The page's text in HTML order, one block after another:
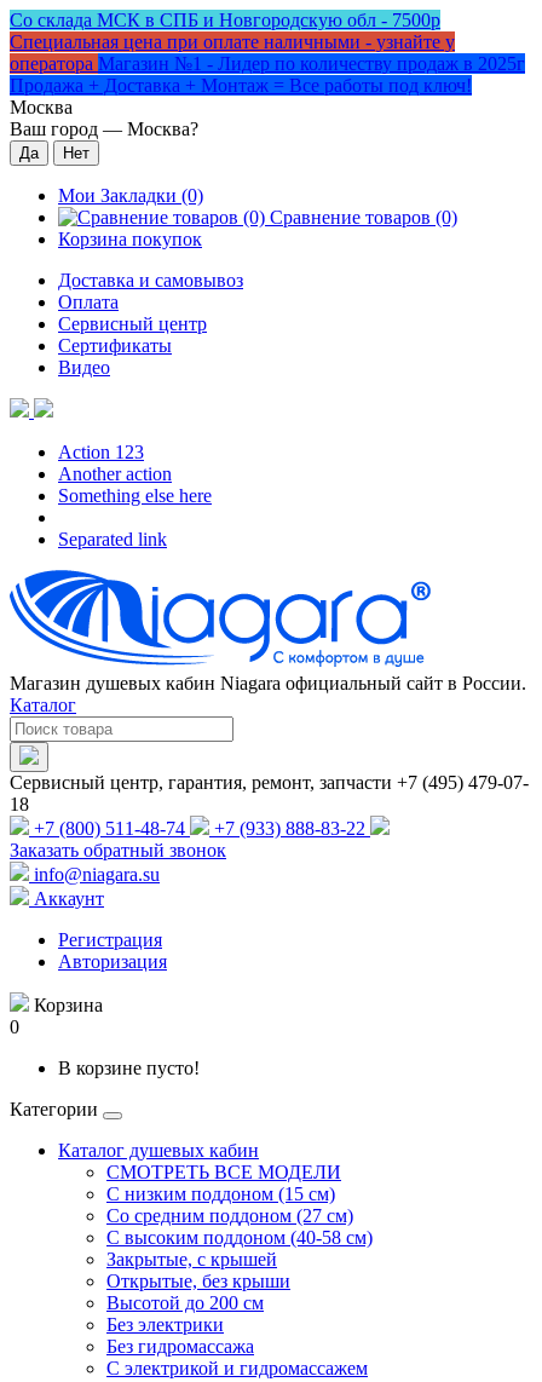
Со склада МСК в СПБ и Новгородскую обл - 7500р
Специальная цена при оплате наличными - узнайте у
оператора Магазин №1 - Лидер по количеству продаж в 2025г
Продажа + Доставка + Монтаж = Все работы под ключ!
Москва
Ваш город — Москва?
Мои Закладки (0)
Сравнение товаров (0)
Корзина покупок
Доставка и самовывоз
Оплата
Сервисный центр
Сертификаты
Видео
Action 123
Another action
Something else here
Separated link
Магазин душевых кабин Niagara официальный сайт в России.
Каталог
Сервисный центр, гарантия, ремонт, запчасти +7 (495) 479-07-
18
+7 (800) 511-48-74
+7 (933) 888-83-22
Заказать обратный звонок
info@niagara.su
Аккаунт
Регистрация
Авторизация
Корзина
0
В корзине пусто!
Категории
Каталог душевых кабин
СМОТРЕТЬ ВСЕ МОДЕЛИ
С низким поддоном (15 см)
Со средним поддоном (27 см)
С высоким поддоном (40-58 см)
Закрытые, с крышей
Открытые, без крыши
Высотой до 200 см
Без электрики
Без гидромассажа
С электрикой и гидромассажем